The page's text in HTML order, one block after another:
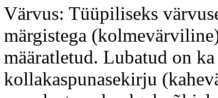
Värvus: Tüüpiliseks
märgistega
määratletud. Lubatud on
kollakaspunasekirju